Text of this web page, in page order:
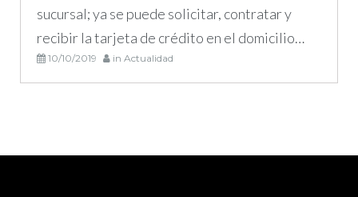
sucursal; ya se puede solicitar, contratar y
recibir la tarjeta de crédito en el domicilio…
10/10/2019 in Actualidad